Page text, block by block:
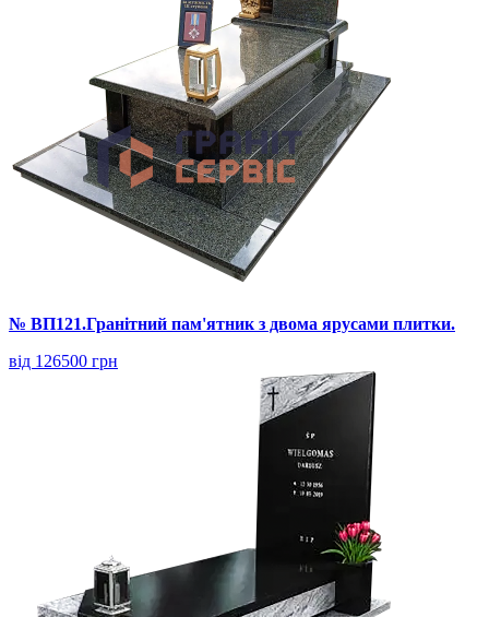
№ ВП121.Гранітний пам'ятник з двома ярусами плитки.
від 126500 грн